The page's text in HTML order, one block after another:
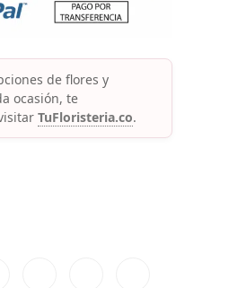
de flores y
ocasión, te
TuFloristeria.co.